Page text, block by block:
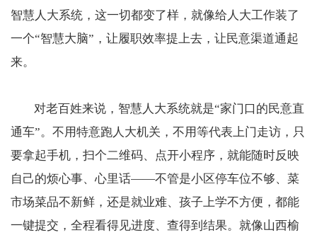
智慧人大系统，这一切都变了样，就像给人大工作装了
一个“智慧大脑”，让履职效率提上去，让民意渠道通起
来。
对老百姓来说，智慧人大系统就是“家门口的民意直
通车”。不用特意跑人大机关，不用等代表上门走访，只
要拿起手机，扫个二维码、点开小程序，就能随时反映
自己的烦心事、心里话——不管是小区停车位不够、菜
市场菜品不新鲜，还是就业难、孩子上学不方便，都能
一键提交，全程看得见进度、查得到结果。就像山西榆